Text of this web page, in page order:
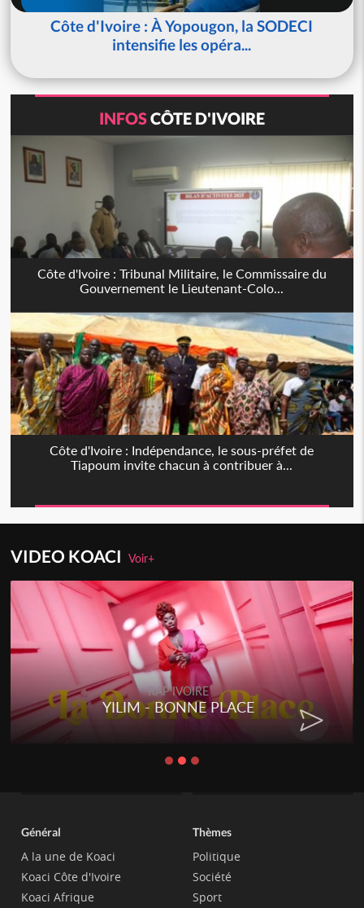
Côte d'Ivoire : À Yopougon, la SODECI
intensifie les opéra...
INFOSCÔTE D'IVOIRE
Côte d'Ivoire : Tribunal Militaire, le Commissaire du
Gouvernement le Lieutenant-Colo...
Côte d'Ivoire : Indépendance, le sous-préfet de
Tiapoum invite chacun à contribuer à...
VIDEO KOACIVoir+
RAP IVOIRE
YILIM - BONNE PLACE
Général
A la une de Koaci
Koaci Côte d'Ivoire
Koaci Afrique
Thèmes
Politique
Société
Sport